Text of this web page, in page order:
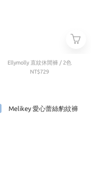
Ellymolly 直紋休閒褲 / 2色
NT$729